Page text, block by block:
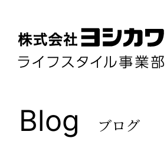
Blog ブログ